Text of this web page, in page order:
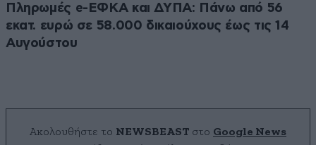
Πληρωμές e-ΕΦΚΑ και ΔΥΠΑ: Πάνω από 56
εκατ. ευρώ σε 58.000 δικαιούχους έως τις 14
Αυγούστου
Ακολουθήστε το NEWSBEAST στο Google News